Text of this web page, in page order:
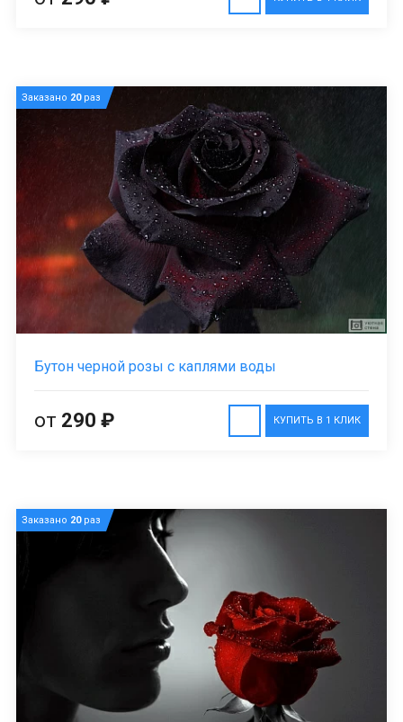
Заказано 20раз
Бутон черной розы с каплями воды
КУПИТЬ В 1 КЛИК
от 290 ₽
Заказано 20раз